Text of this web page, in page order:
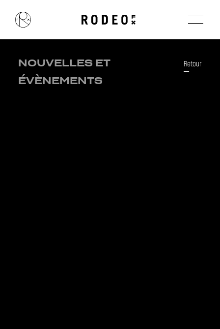
NOUVELLES ET
ÉVÈNEMENTS
Retour